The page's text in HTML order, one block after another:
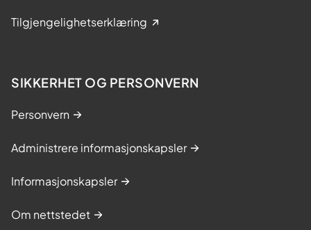
Tilgjengelighetserklæring
SIKKERHET OG PERSONVERN
Personvern
Administrere informasjonskapsler
Informasjonskapsler
Om nettstedet